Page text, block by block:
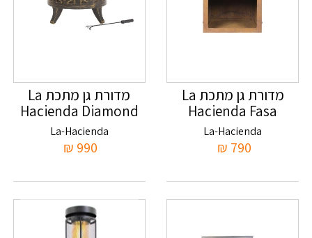
מדורת גן מתכת La
Hacienda Fasa
La-Hacienda
790
₪
מדורת גן מתכת La
Hacienda Diamond
La-Hacienda
990
₪